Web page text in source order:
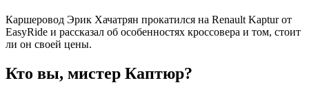
Каршеровод Эрик Хачатрян прокатился на Renault Kaptur от
EasyRide и рассказал об особенностях кроссовера и том, стоит
ли он своей цены.
Кто вы, мистер Каптюр?